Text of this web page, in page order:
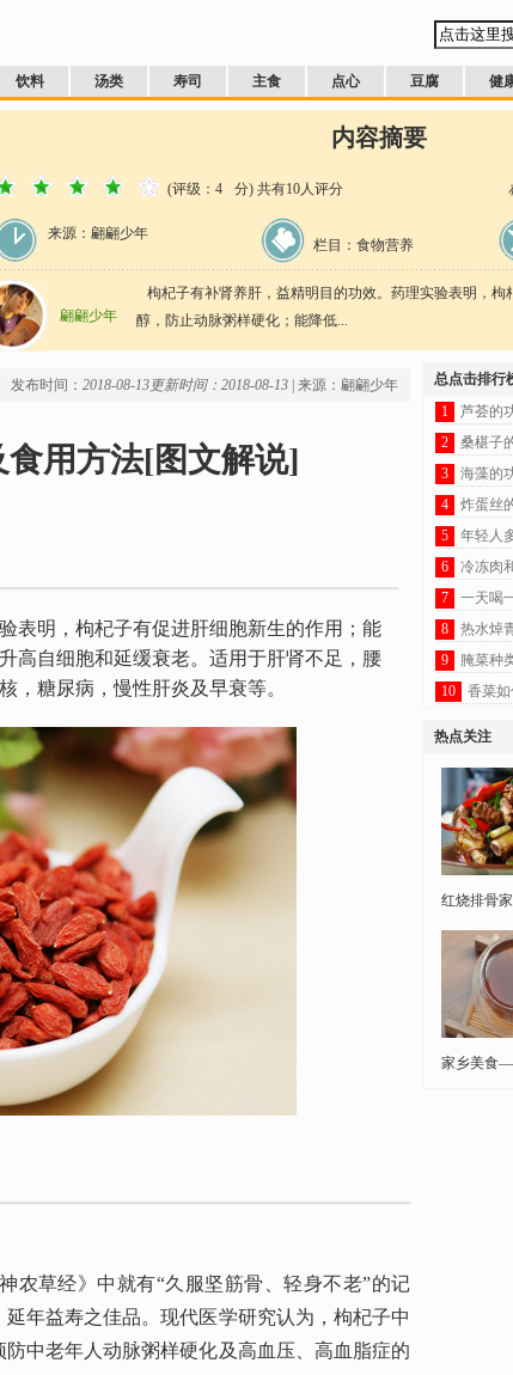
饮料 汤类 寿司 主食 点心 豆腐 健
内容摘要
(评级： 4 分) 共有10人评分
来源：翩翩少年
栏目：食物营养
翩翩少年
枸杞子有补肾养肝，益精明目的功效。药理实验表明，枸
醇，防止动脉粥样硬化；能降低...
发布时间： 2018-08-13更新时间：2018-08-13 | 来源：翩翩少年
用方法[图文解说]
表明，枸杞子有促进肝细胞新生的作用；能
高自细胞和延缓衰老。适用于肝肾不足，腰
，糖尿病，慢性肝炎及早衰等。
农草经》中就有“久服坚筋骨、轻身不老”的记
年益寿之佳品。现代医学研究认为，枸杞子中
中老年人动脉粥样硬化及高血压、高血脂症的
总点击排行
1
芦荟的
2
桑椹子
3
海藻的
4
炸蛋丝
5
年轻人
6
冷冻肉
7
一天喝
8
热水焯
9
腌菜种
10 香菜
热点关注
红烧排骨
家乡美食